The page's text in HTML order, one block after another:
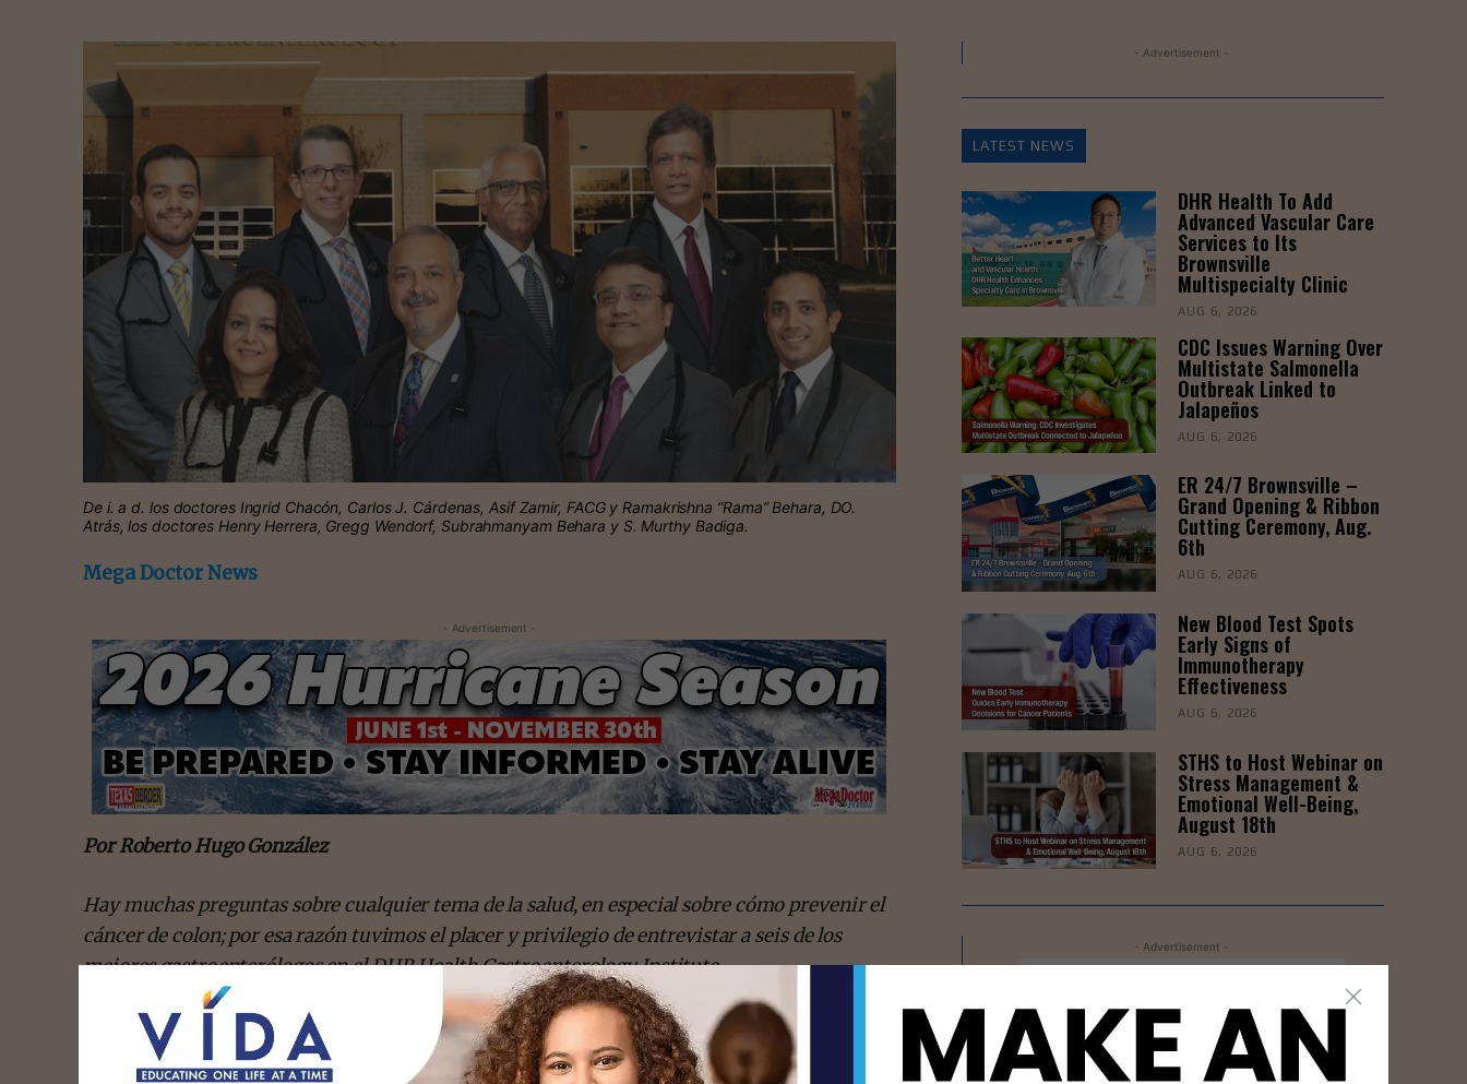
De i. a d. los doctores Ingrid Chacón, Carlos J. Cárdenas, Asif Zamir, FACG y Ramakrishna “Rama” Behara, DO.
Atrás, los doctores Henry Herrera, Gregg Wendorf, Subrahmanyam Behara y S. Murthy Badiga.
Mega Doctor News
- Advertisement -
Por Roberto Hugo González
Hay muchas preguntas sobre cualquier tema de la salud, en especial sobre cómo prevenir el
cáncer de colon; por esa razón tuvimos el placer y privilegio de entrevistar a seis de los
mejores gastroenterólogos en el DHR Health Gastroenterology Institute.
El mensaje fue consistente, y la palabra prevención se usó en toda la entrevista. Todos ellos
están de acuerdo en que hoy es más fácil prevenir este tipo de cáncer que antes.
- Advertisement -
LATEST NEWS
DHR Health To Add
Advanced Vascular Care
Services to Its
Brownsville
Multispecialty Clinic
AUG 6, 2026
CDC Issues Warning Over
Multistate Salmonella
Outbreak Linked to
Jalapeños
AUG 6, 2026
ER 24/7 Brownsville –
Grand Opening & Ribbon
Cutting Ceremony, Aug.
6th
AUG 6, 2026
New Blood Test Spots
Early Signs of
Immunotherapy
Effectiveness
AUG 6, 2026
STHS to Host Webinar on
Stress Management &
Emotional Well-Being,
August 18th
AUG 6, 2026
- Advertisement -